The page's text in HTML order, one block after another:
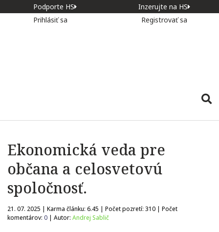
Podporte HS
Inzerujte na HS
Prihlásiť sa
Registrovať sa
Ekonomická veda pre
občana a celosvetovú
spoločnosť.
21. 07. 2025 | Karma článku: 6.45 | Počet pozretí: 310 | Počet
komentárov: 0 | Autor: Andrej Sablič